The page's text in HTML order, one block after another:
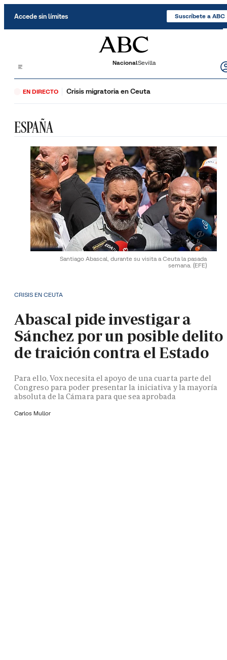
Accede sin límites Suscríbete a ABC
NacionalSevilla
EN DIRECTO Crisis migratoria en Ceuta
ESPAÑA
Santiago Abascal, durante su visita a Ceuta la pasada
semana. (EFE)
CRISIS EN CEUTA
Abascal pide investigar a
Sánchez por un posible delito
de traición contra el Estado
Para ello, Vox necesita el apoyo de una cuarta parte del
Congreso para poder presentar la iniciativa y la mayoría
absoluta de la Cámara para que sea aprobada
Carlos Mullor